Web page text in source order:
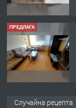
ПРЕДЛАГА
Случайна рецепта